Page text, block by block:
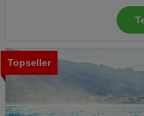
Topseller